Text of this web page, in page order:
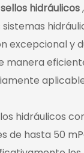
hidráulicos
excepcional y
manera
hidráulicos
de hasta 50